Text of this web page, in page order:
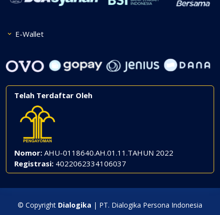
E-Wallet
Telah Terdaftar Oleh
Nomor: AHU-0118640.AH.01.11.TAHUN 2022
Registrasi: 4022062334106037
© Copyright Dialogika | PT. Dialogika Persona Indonesia